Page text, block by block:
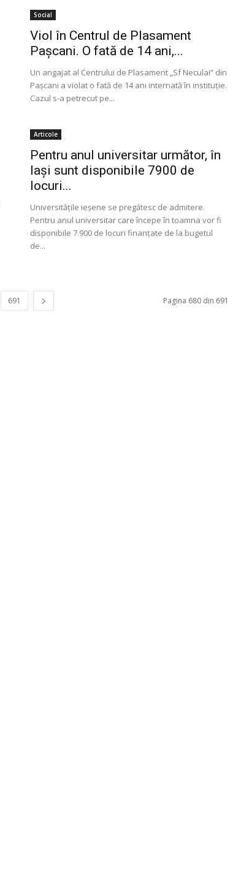
Social
Viol în Centrul de Plasament
Paşcani. O fată de 14 ani,...
Un angajat al Centrului de Plasament „Sf Neculai” din
Paşcani a violat o fată de 14 ani internată în instituţie.
Cazul s-a petrecut pe...
Articole
Pentru anul universitar următor, în
Iaşi sunt disponibile 7900 de
locuri...
Universităţile ieşene se pregătesc de admitere.
Pentru anul universitar care începe în toamna vor fi
disponibile 7.900 de locuri finanţate de la bugetul
de...
691 Pagina 680 din 691